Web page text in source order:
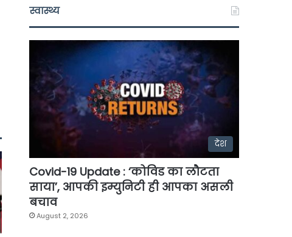
स्वास्थ्य
देश
Covid-19 Update : ‘कोविड का लौटता
साया’, आपकी इम्युनिटी ही आपका असली
बचाव
August 2, 2026